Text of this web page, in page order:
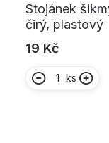
Stojánek
čirý, plastový
19 Kč
ks